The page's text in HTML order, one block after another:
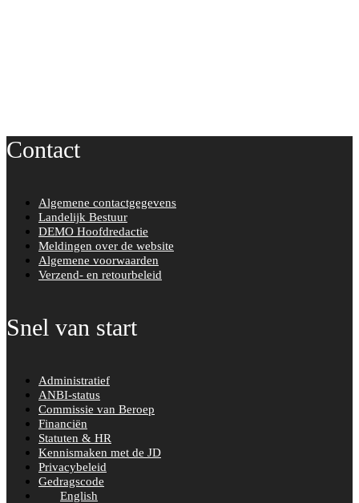
Contact
Algemene contactgegevens
Landelijk Bestuur
DEMO Hoofdredactie
Meldingen over de website
Algemene voorwaarden
Verzend- en retourbeleid
Snel van start
Administratief
ANBI-status
Commissie van Beroep
Financiën
Statuten & HR
Kennismaken met de JD
Privacybeleid
Gedragscode
English